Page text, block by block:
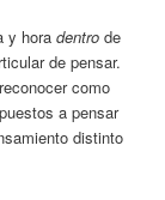
y horadentro de
de pensar.
como
a pensar
distinto